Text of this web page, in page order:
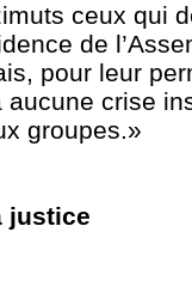
ceux qui
de
pour leur
aucune crise
groupes.»
justice